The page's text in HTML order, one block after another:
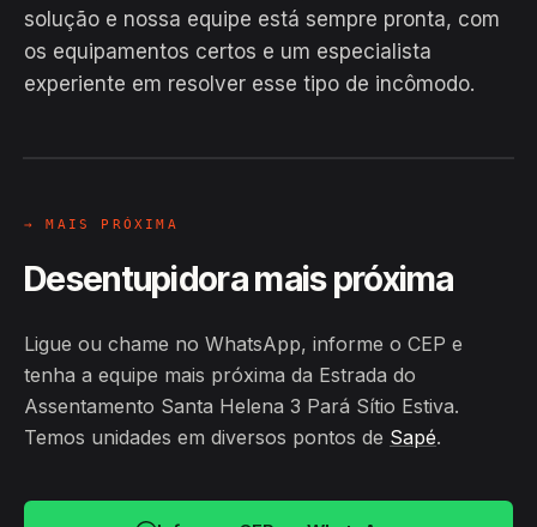
solução e nossa equipe está sempre pronta, com
os equipamentos certos e um especialista
experiente em resolver esse tipo de incômodo.
Hiroshiro · Estrada do
Assentamento Santa Helena 3 Pará
→ MAIS PRÓXIMA
Desentupidora mais próxima
Ligue ou chame no WhatsApp, informe o CEP e
tenha a equipe mais próxima da Estrada do
Assentamento Santa Helena 3 Pará Sítio Estiva.
Temos unidades em diversos pontos de Sapé.